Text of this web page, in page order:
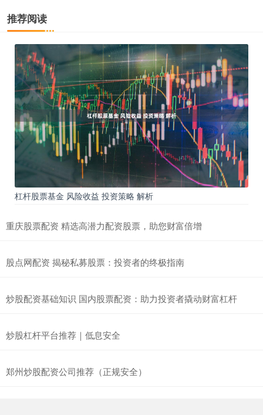
推荐阅读
杠杆股票基金 风险收益 投资策略 解析
重庆股票配资 精选高潜力配资股票，助您财富倍增
股点网配资 揭秘私募股票：投资者的终极指南
炒股配资基础知识 国内股票配资：助力投资者撬动财富杠杆
炒股杠杆平台推荐｜低息安全
郑州炒股配资公司推荐（正规安全）